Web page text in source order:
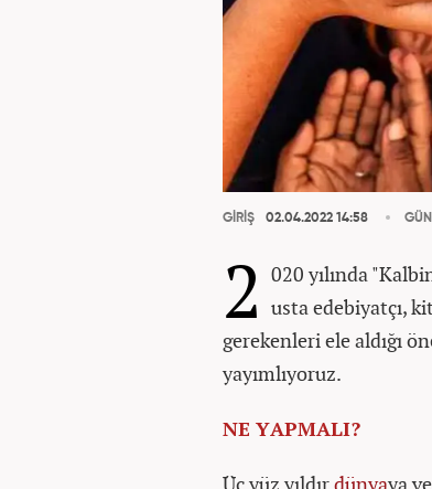
GİRİŞ 02.04.2022 14:58
2 020 yılında
usta edebiyatçı,
gerekenleri ele aldığı
yayımlıyoruz.
NE YAPMALI?
Üç yüz yıldırdünyaya